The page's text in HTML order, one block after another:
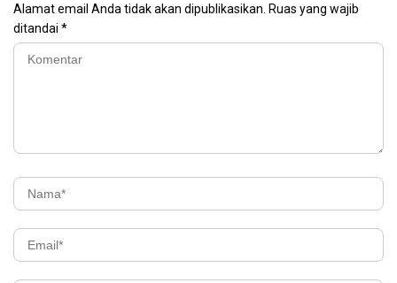
Alamat email Anda tidak akan dipublikasikan. Ruas yang wajib
ditandai *